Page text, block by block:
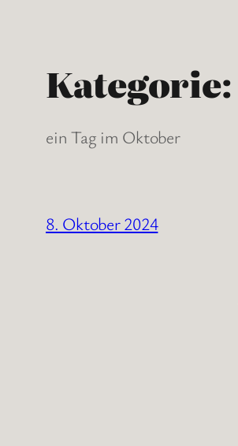
Kategorie:
ein Tag im Oktober
8. Oktober 2024